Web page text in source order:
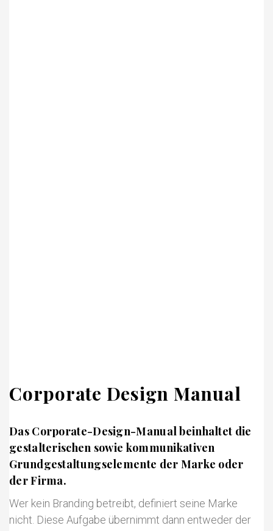
Corporate Design Manual
Das Corporate-Design-Manual beinhaltet die
gestalterischen sowie kommunikativen
Grundgestaltungselemente der Marke oder
der Firma.
Wer kein Branding betreibt, definiert seine Marke
nicht. Diese Aufgabe übernimmt dann entweder der